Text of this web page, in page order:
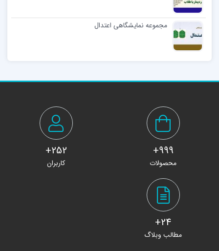
مجموعه نمایشگاهی اعتدال
999+
محصولات
252+
کاربران
24+
مطالب وبلاگ